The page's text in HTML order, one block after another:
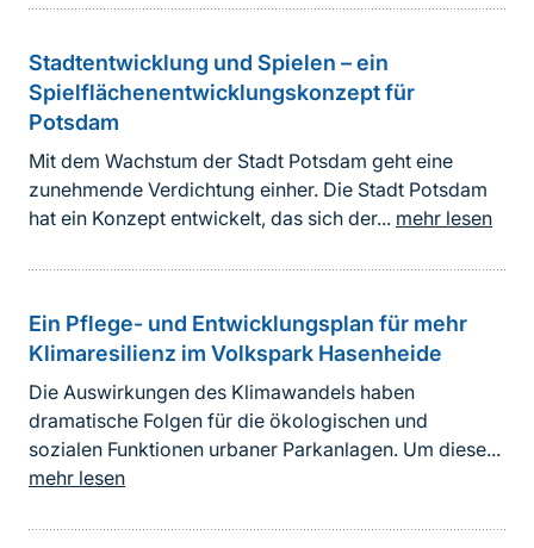
Stadtentwicklung und Spielen – ein
Spielflächenentwicklungskonzept für
Potsdam
Mit dem Wachstum der Stadt Potsdam geht eine
zunehmende Verdichtung einher. Die Stadt Potsdam
hat ein Konzept entwickelt, das sich der... mehr lesen
Ein Pflege- und Entwicklungsplan für mehr
Klimaresilienz im Volkspark Hasenheide
Die Auswirkungen des Klimawandels haben
dramatische Folgen für die ökologischen und
sozialen Funktionen urbaner Parkanlagen. Um diese...
mehr lesen